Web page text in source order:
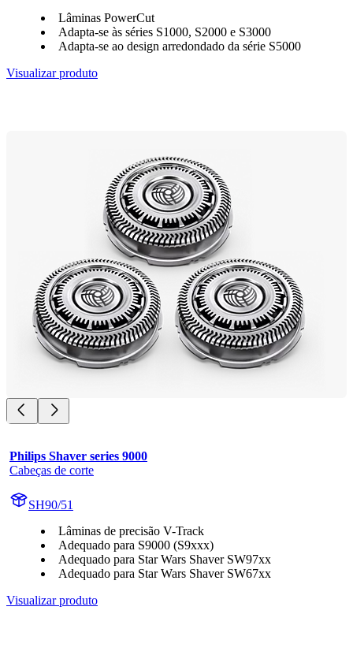
Lâminas PowerCut
Adapta-se às séries S1000, S2000 e S3000
Adapta-se ao design arredondado da série S5000
Visualizar produto
Philips Shaver series 9000
Cabeças de corte
SH90/51
Lâminas de precisão V-Track
Adequado para S9000 (S9xxx)
Adequado para Star Wars Shaver SW97xx
Adequado para Star Wars Shaver SW67xx
Visualizar produto